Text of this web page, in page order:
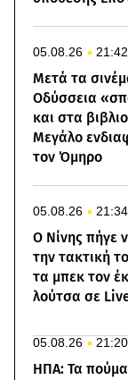
05.08.26 21:42
Μετά τα
Οδύσσεια
και στα
Μεγάλο
τον Όμηρο
05.08.26 21:34
Ο Νίνης πήγε
την τακτική
τα μπεκ τον
λούτσα σε
05.08.26 21:20
ΗΠΑ: Τα